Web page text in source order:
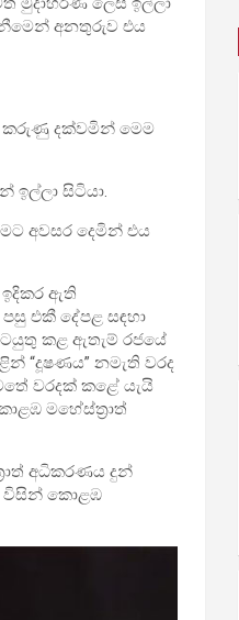
අනතුරුව එය
කරුණු දක්වමින් මෙම
ඉල්ලා සිටියා.
අවසර දෙමින් එය
ඉදිකර ඇති
එකී දේපළ සඳහා
කළ ඇතැම් රජයේ
“දූෂණය” නමැති වරද
වරදක් කළේ යැයි
මහේස්ත්‍රාත්
අධිකරණය දුන්
විසින් කොළඹ